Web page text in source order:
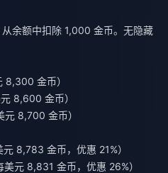
余额中扣除 1,000 金币。无隐藏
金币）
8,600 金币）
8,700 金币）
8,783 金币，优惠 21%）
元 8,831 金币，优惠 26%）